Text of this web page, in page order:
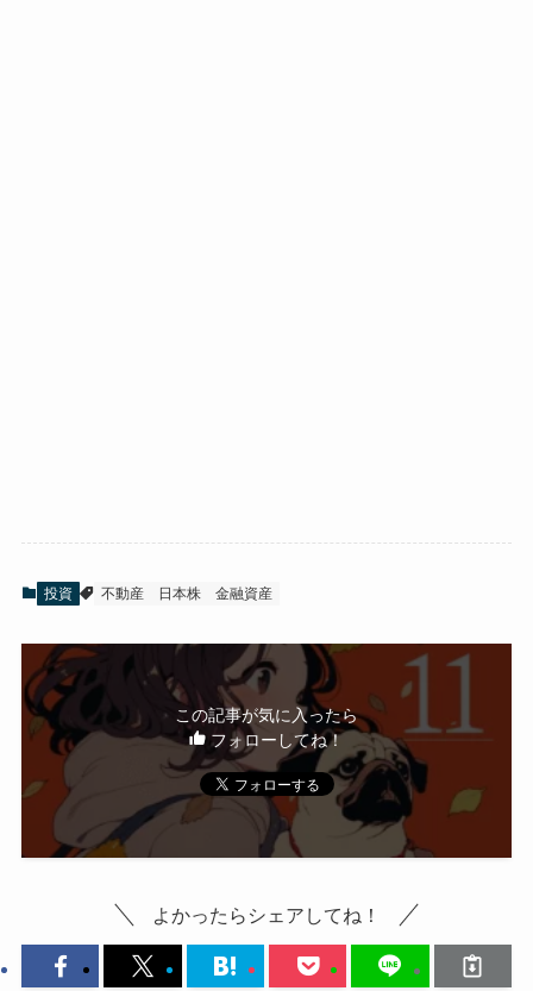
投資 不動産 日本株 金融資産
この記事が気に入ったら
フォローしてね！
よかったらシェアしてね！